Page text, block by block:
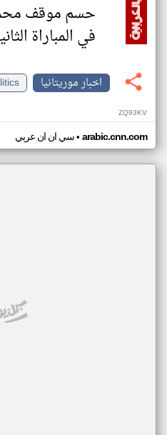
حسم موقف
في المباراة
اخبار موريتانيا
ZQ93KV
سي ان ان عربي• arabic.cnn.com